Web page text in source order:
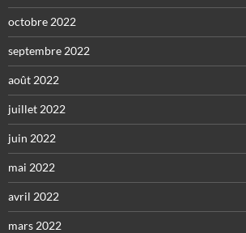
octobre 2022
septembre 2022
août 2022
juillet 2022
juin 2022
mai 2022
avril 2022
mars 2022